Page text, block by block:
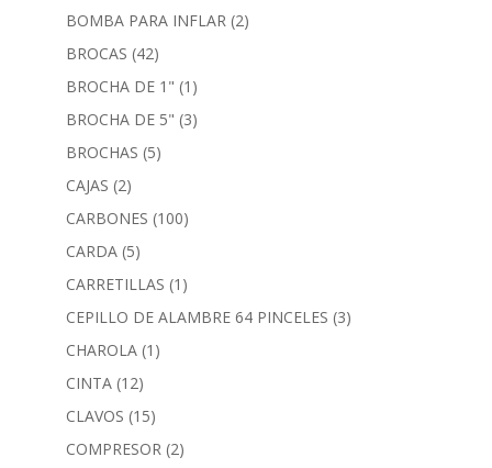
BOMBA PARA INFLAR (2)
BROCAS (42)
BROCHA DE 1" (1)
BROCHA DE 5" (3)
BROCHAS (5)
CAJAS (2)
CARBONES (100)
CARDA (5)
CARRETILLAS (1)
CEPILLO DE ALAMBRE 64 PINCELES (3)
CHAROLA (1)
CINTA (12)
CLAVOS (15)
COMPRESOR (2)